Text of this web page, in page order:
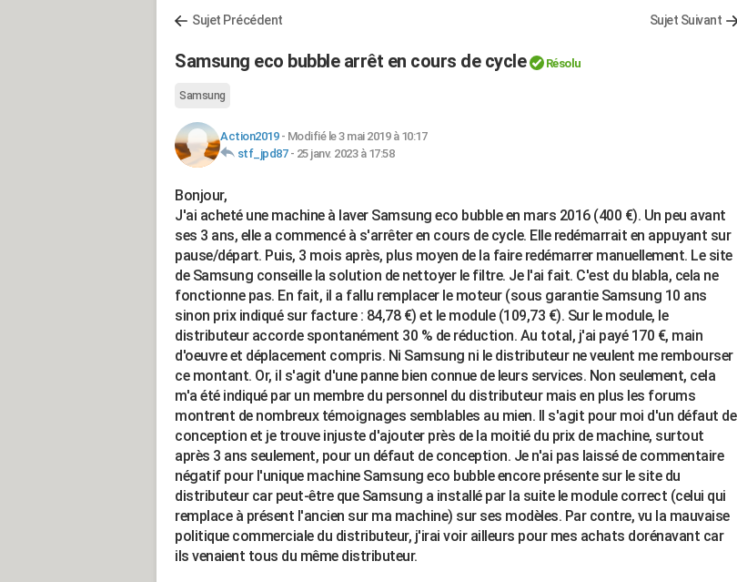
Sujet Précédent Sujet Suivant
Samsung eco bubble arrêt en cours de cycle Résolu
Samsung
Action2019- Modifié le 3 mai 2019 à 10:17
stf_jpd87- 25 janv. 2023 à 17:58
Bonjour,
J'ai acheté une machine à laver Samsung eco bubble en mars 2016 (400 €). Un peu avant
ses 3 ans, elle a commencé à s'arrêter en cours de cycle. Elle redémarrait en appuyant sur
pause/départ. Puis, 3 mois après, plus moyen de la faire redémarrer manuellement. Le site
de Samsung conseille la solution de nettoyer le filtre. Je l'ai fait. C'est du blabla, cela ne
fonctionne pas. En fait, il a fallu remplacer le moteur (sous garantie Samsung 10 ans
sinon prix indiqué sur facture : 84,78 €) et le module (109,73 €). Sur le module, le
distributeur accorde spontanément 30 % de réduction. Au total, j'ai payé 170 €, main
d'oeuvre et déplacement compris. Ni Samsung ni le distributeur ne veulent me rembourser
ce montant. Or, il s'agit d'une panne bien connue de leurs services. Non seulement, cela
m'a été indiqué par un membre du personnel du distributeur mais en plus les forums
montrent de nombreux témoignages semblables au mien. Il s'agit pour moi d'un défaut de
conception et je trouve injuste d'ajouter près de la moitié du prix de machine, surtout
après 3 ans seulement, pour un défaut de conception. Je n'ai pas laissé de commentaire
négatif pour l'unique machine Samsung eco bubble encore présente sur le site du
distributeur car peut-être que Samsung a installé par la suite le module correct (celui qui
remplace à présent l'ancien sur ma machine) sur ses modèles. Par contre, vu la mauvaise
politique commerciale du distributeur, j'irai voir ailleurs pour mes achats dorénavant car
ils venaient tous du même distributeur.